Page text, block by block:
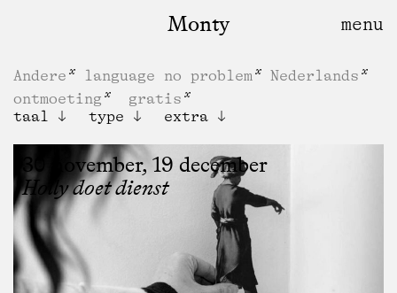
Monty
Andere language no problem
Nederlands
ontmoeting
gratis
taal
type extra
30 november, 19 december
Holly doet dienst